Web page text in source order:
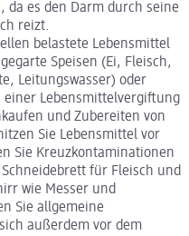
da es den Darm durch seine
reizt.
belastete Lebensmittel
Speisen (Ei, Fleisch,
Leitungswasser) oder
einer Lebensmittelvergiftung
und Zubereiten von
Sie Lebensmittel vor
Sie Kreuzkontaminationen
für Fleisch und
wie Messer und
Sie allgemeine
außerdem vor dem